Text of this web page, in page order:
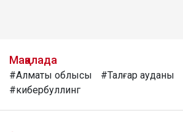
Мақалада
#Алматы облысы #Талғар ауданы
#кибербуллинг